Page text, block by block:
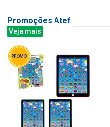
Promoções Atef
Veja mais